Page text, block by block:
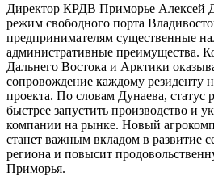
Директор КРДВ Приморье Алексей
режим свободного порта
предпринимателям существенные
административные преимущества.
Дальнего Востока и Арктики
сопровождение каждому резиденту
проекта. По словам Дунаева, статус
быстрее запустить производство и
компании на рынке. Новый
станет важным вкладом в развитие
региона и повысит
Приморья.